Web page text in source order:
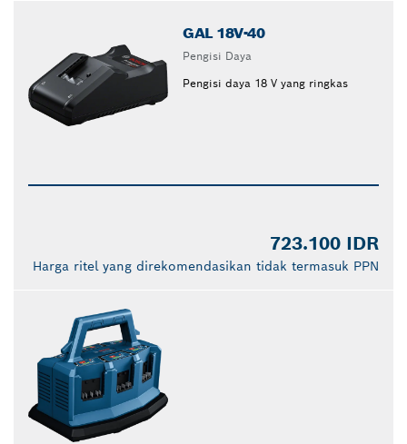
GAL 18V-40
Pengisi Daya
Pengisi daya 18 V yang ringkas
723.100 IDR
Harga ritel yang direkomendasikan tidak termasuk PPN